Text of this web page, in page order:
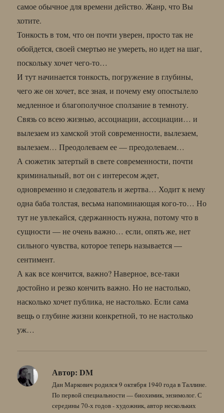
самое обычное для времени действо. Жанр, что Вы
хотите.
Тонкость в том, что он почти уверен, просто так не
обойдется, своей смертью не умереть, но идет на шаг,
поскольку хочет чего-то…
И тут начинается тонкость, погружение в глубины,
чего же он хочет, все зная, и почему ему опостылело
медленное и благополучное сползание в темноту.
Связь со всею жизнью, ассоциации, ассоциации… и
вылезаем из хамской этой современности, вылезаем,
вылезаем… Преодолеваем ее — преодолеваем…
А сюжетик затертый в свете современности, почти
криминальный, вот он с интересом ждет,
одновременно и следователь и жертва… Ходит к нему
одна баба толстая, весьма напоминающая кого-то… Но
тут не увлекайся, сдержанность нужна, потому что в
сущности — не очень важно… если, опять же, нет
сильного чувства, которое теперь называется —
сентимент.
А как все кончится, важно? Наверное, все-таки
достойно и резко кончить важно. Но не настолько,
насколько хочет публика, не настолько. Если сама
вещь о глубине жизни конкретной, то не настолько
уж…
Автор: DM
Дан Маркович родился 9 октября 1940 года в Таллине.
По первой специальности — биохимик, энзимолог. С
середины 70-х годов - художник, автор нескольких